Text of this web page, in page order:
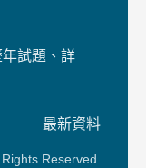
試題、詳
最新資料
Reserved.